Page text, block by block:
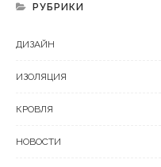
РУБРИКИ
ДИЗАЙН
ИЗОЛЯЦИЯ
КРОВЛЯ
НОВОСТИ